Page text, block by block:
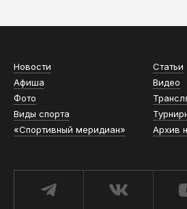
Новости
Статьи
Афиша
Видео
Фото
Виды спорта
«Спортивный меридиан»
Архив